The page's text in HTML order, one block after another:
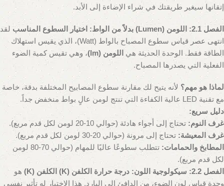
إتقانها سيغير طريقتك في شراء الإضاءة إلى الأبد.
الفصل 2.1: اللومن (Lumen) بدلاً من الواط: اختيار السطوع المناسب
لقد
انتهى عصر قياس سطوع المصباح بالواط (Watt)، الذي يقيس استهلاك
الطاقة فقط. الوحدة الحديثة هي اللومن (lm)
، وهي تقيس كمية الضوء
الفعلية التي يصدرها المصباح.
لماذا هو مهم؟ لأنه يتيح لك مقارنة سطوع المصابيح المختلفة بدقة، خاصة
مع تقنية LED عالية الكفاءة التي تنتج لومن عالٍ بواط منخفض جداً.
دليل سريع:
غرف النوم: تحتاج إلى أجواء هادئة (حوالي 10-20 لومن لكل قدم مربع).
غرف المعيشة: تحتاج إلى مرونة (حوالي 20-30 لومن لكل قدم مربع).
المطابخ والحمامات:
تتطلب سطوعًا عاليًا للمهام (حوالي 70-80 لومن
لكل قدم مربع).
الفصل 2.2: سيكولوجية اللون: درجة حرارة الكلفن (K)
الكلفن (K)
هو
وحدة قياس لون الضوء، من الدافئ إلى البارد. هذا الاختيار له تأثير نفسي